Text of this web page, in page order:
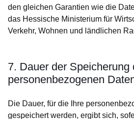
den gleichen Garantien wie die
das Hessische Ministerium für
Verkehr, Wohnen und ländlichen
7. Dauer der Speicherung
personenbezogenen
Die Dauer, für die Ihre
gespeichert werden, ergibt sich,